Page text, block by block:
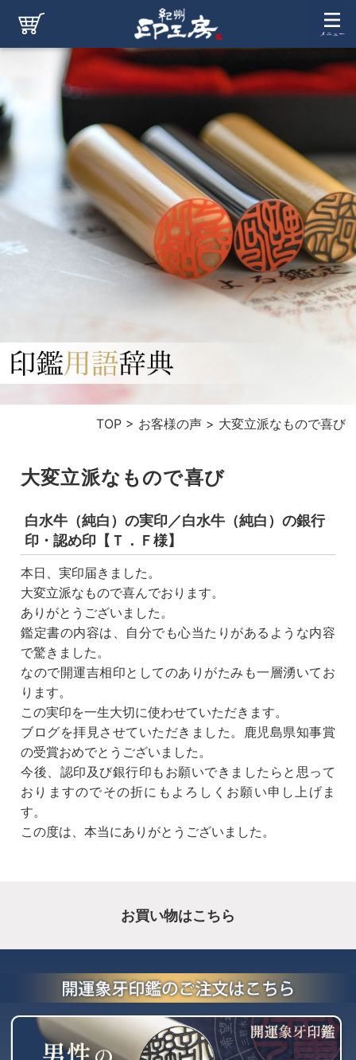
TOP> お客様の声> 大変立派なもので喜び
大変立派なもので喜び
白水牛（純白）の実印／白水牛（純白）の銀行
印・認め印【Ｔ．Ｆ様】
本日、実印届きました。
大変立派なもので喜んでおります。
ありがとうございました。
鑑定書の内容は、自分でも心当たりがあるような内容
で驚きました。
なので開運吉相印としてのありがたみも一層湧いてお
ります。
この実印を一生大切に使わせていただきます。
ブログを拝見させていただきました。鹿児島県知事賞
の受賞おめでとうございました。
今後、認印及び銀行印もお願いできましたらと思って
おりますのでその折にもよろしくお願い申し上げま
す。
この度は、本当にありがとうございました。
お買い物はこちら